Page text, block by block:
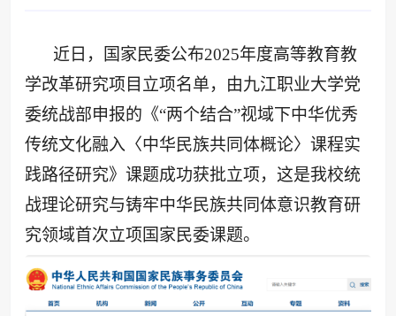
近日，国家民委公布2025年度高等教育教
学改革研究项目立项名单，由九江职业大学党
委统战部申报的《“两个结合”视域下中华优秀
传统文化融入〈中华民族共同体概论〉课程实
践路径研究》课题成功获批立项，这是我校统
战理论研究与铸牢中华民族共同体意识教育研
究领域首次立项国家民委课题。